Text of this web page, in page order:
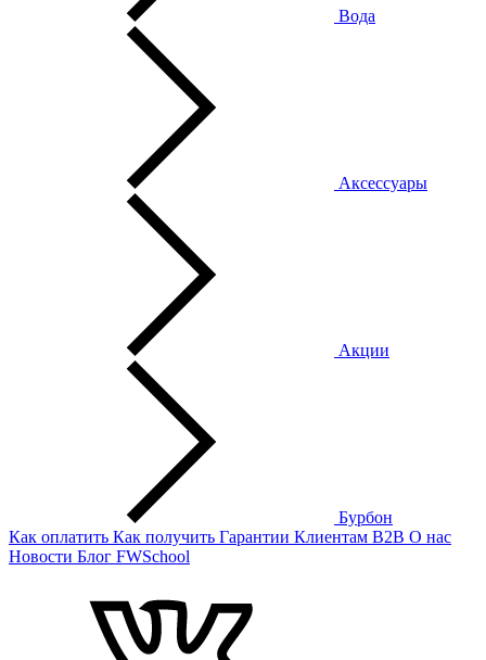
Вода
Аксессуары
Акции
Бурбон
Как оплатить Как получить Гарантии Клиентам B2B О нас
Новости Блог FWSchool